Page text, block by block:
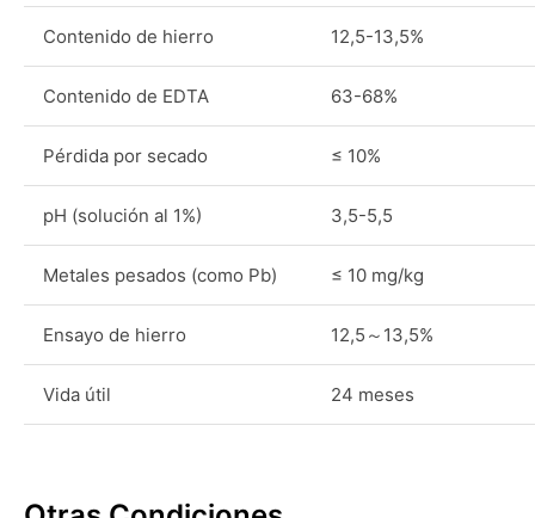
Contenido de hierro 12,5-13,5%
Contenido de EDTA 63-68%
Pérdida por secado ≤ 10%
pH (solución al 1%) 3,5-5,5
Metales pesados (como Pb) ≤ 10 mg/kg
Ensayo de hierro 12,5～13,5%
Vida útil 24 meses